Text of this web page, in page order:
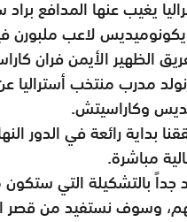
يغيب عنها المدافع
لاعب ملبورن
الظهير الأيمن فران
مدرب منتخب أستراليا
وكاراسيتش.
بداية رائعة في الدور
مباشرة.
بالتشكيلة التي
وسوف نستفيد من قصر